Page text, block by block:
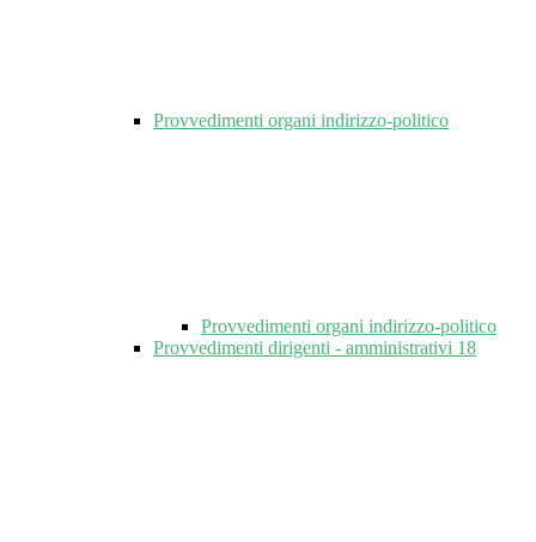
Provvedimenti organi indirizzo-politico
Provvedimenti organi indirizzo-politico
Provvedimenti dirigenti - amministrativi 18